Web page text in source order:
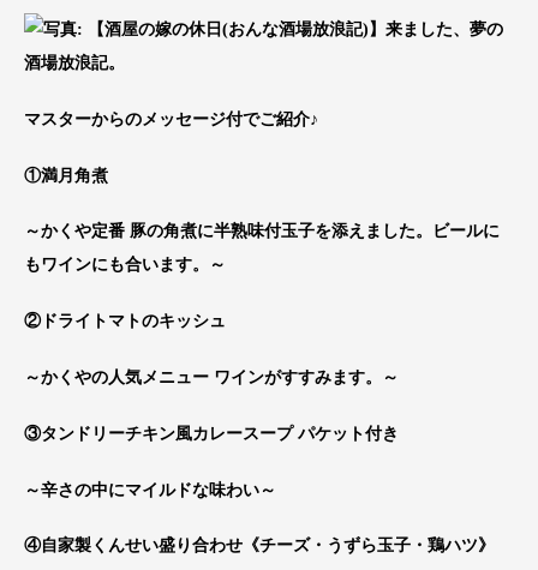
マスターからのメッセージ付でご紹介♪
①満月角煮
～かくや定番 豚の角煮に半熟味付玉子を添えました。ビールに
もワインにも合います。～
②ドライトマトのキッシュ
～かくやの人気メニュー ワインがすすみます。～
③タンドリーチキン風カレースープ パケット付き
～辛さの中にマイルドな味わい～
④自家製くんせい盛り合わせ《チーズ・うずら玉子・鶏ハツ》